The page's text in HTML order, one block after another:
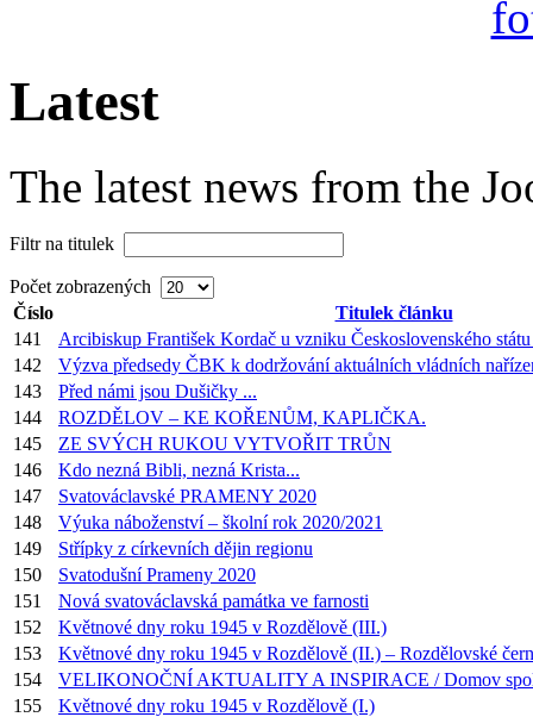
Latest
The latest news from the
Filtr na titulek
Počet zobrazených
Číslo
Titulek článku
141
Arcibiskup František Kordač u vzniku Československého
142
Výzva předsedy ČBK k dodržování aktuálních vládních
143
Před námi jsou Dušičky ...
144
ROZDĚLOV – KE KOŘENŮM, KAPLIČKA.
145
ZE SVÝCH RUKOU VYTVOŘIT TRŮN
146
Kdo nezná Bibli, nezná Krista...
147
Svatováclavské PRAMENY 2020
148
Výuka náboženství – školní rok 2020/2021
149
Střípky z církevních dějin regionu
150
Svatodušní Prameny 2020
151
Nová svatováclavská památka ve farnosti
152
Květnové dny roku 1945 v Rozdělově (III.)
153
Květnové dny roku 1945 v Rozdělově (II.) – Rozdělovské
154
VELIKONOČNÍ AKTUALITY A INSPIRACE / Domov
155
Květnové dny roku 1945 v Rozdělově (I.)